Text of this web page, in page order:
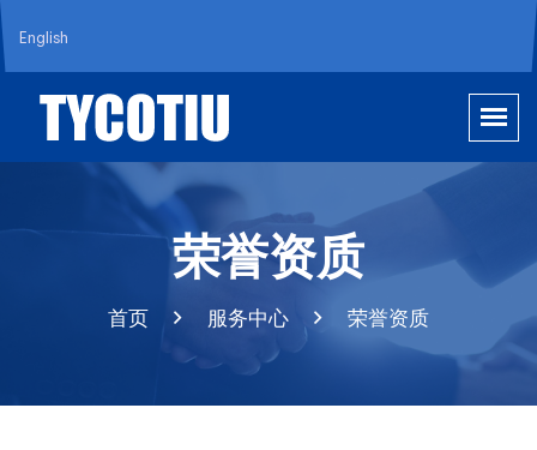
English
荣誉资质
首页 服务中心 荣誉资质